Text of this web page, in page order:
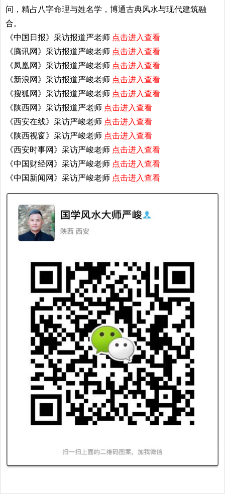
问，精占八字命理与姓名学，博通古典风水与现代建筑融
合。
《中国日报》采访报道严老师 点击进入查看
《腾讯网》采访报道严峻老师 点击进入查看
《凤凰网》采访报道严峻老师 点击进入查看
《新浪网》采访报道严峻老师 点击进入查看
《搜狐网》采访报道严峻老师 点击进入查看
《陕西网》采访报道严老师 点击进入查看
《西安在线》采访严峻老师 点击进入查看
《陕西视窗》采访严峻老师 点击进入查看
《西安时事网》采访严峻老师 点击进入查看
《中国财经网》采访严峻老师 点击进入查看
《中国新闻网》采访严峻老师 点击进入查看